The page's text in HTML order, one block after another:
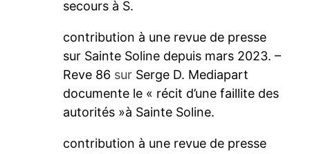
secours à S.
contribution à une revue de presse
sur Sainte Soline depuis mars 2023. –
Reve 86 sur Serge D. Mediapart
documente le « récit d’une faillite des
autorités »à Sainte Soline.
contribution à une revue de presse